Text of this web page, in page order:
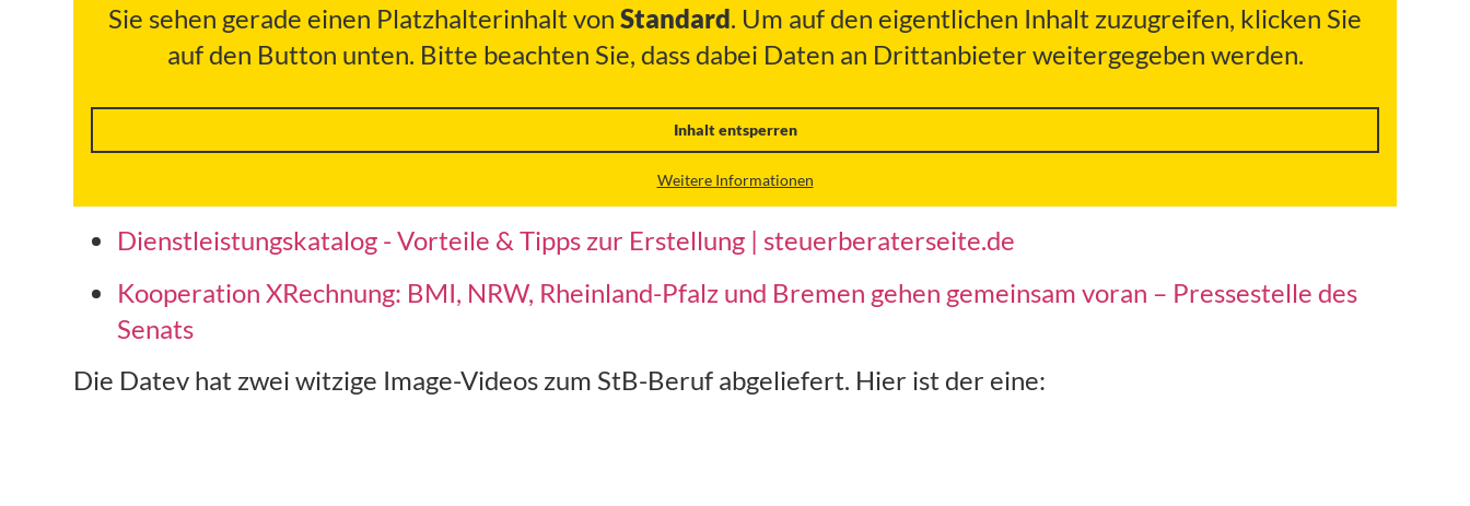
Sie sehen gerade einen Platzhalterinhalt von Standard. Um auf den eigentlichen Inhalt zuzugreifen, klicken Sie
auf den Button unten. Bitte beachten Sie, dass dabei Daten an Drittanbieter weitergegeben werden.
Inhalt entsperren
Weitere Informationen
Dienstleistungskatalog - Vorteile & Tipps zur Erstellung | steuerberaterseite.de
Kooperation XRechnung: BMI, NRW, Rheinland-Pfalz und Bremen gehen gemeinsam voran – Pressestelle des
Senats
Die Datev hat zwei witzige Image-Videos zum StB-Beruf abgeliefert. Hier ist der eine: